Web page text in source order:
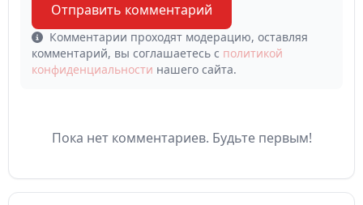
Отправить комментарий
Комментарии проходят модерацию, оставляя
комментарий, вы соглашаетесь с политикой
конфиденциальности нашего сайта.
Пока нет комментариев. Будьте первым!